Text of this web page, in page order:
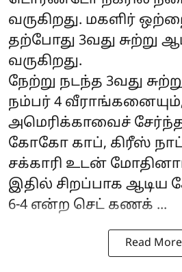
வருகிறது. மகளிர்
தற்போது 3வது சுற்று
வருகிறது.
நேற்று நடந்த 3வது
நம்பர் 4
அமெரிக்காவைச்
கோகோ காப், கிரீஸ்
சக்காரி உடன்
இதில் சிறப்பாக ஆடிய
6-4 என்ற செட் கணக் ...
Read More